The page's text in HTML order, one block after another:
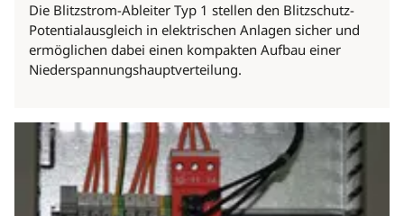
Die Blitzstrom-Ableiter Typ 1 stellen den Blitzschutz-
Potentialausgleich in elektrischen Anlagen sicher und
ermöglichen dabei einen kompakten Aufbau einer
Niederspannungshauptverteilung.